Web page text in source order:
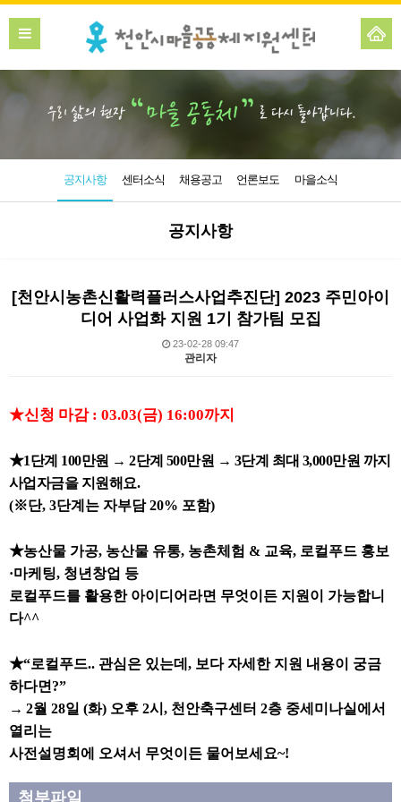
공지사항 센터소식 채용공고 언론보도 마을소식
공지사항
[천안시농촌신활력플러스사업추진단] 2023 주민아이
디어 사업화 지원 1기 참가팀 모집
23-02-28 09:47
관리자
본문
★신청 마감 : 03.03(금) 16:00까지
★1단계 100만원 →2단계 500만원 → 3단계 최대 3,000만원 까지
사업자금을 지원해요.
(※단, 3단계는 자부담20% 포함)
★농산물 가공, 농산물 유통, 농촌체험 & 교육, 로컬푸드 홍보
·마케팅, 청년창업 등
로컬푸드를 활용한 아이디어라면 무엇이든 지원이 가능합니
다^^
★“로컬푸드.. 관심은 있는데, 보다 자세한 지원 내용이 궁금
하다면 ?”
→ 2월 28일 (화) 오후 2시 , 천안축구센터 2층 중세미나실에서
열리는
사전설명회에 오셔서 무엇이든 물어보세요~!
첨부파일